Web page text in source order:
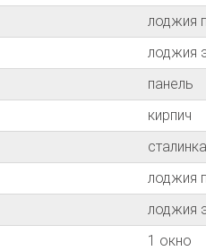
лоджия
лоджия
панель
кирпич
сталинка
лоджия
лоджия
1 окно